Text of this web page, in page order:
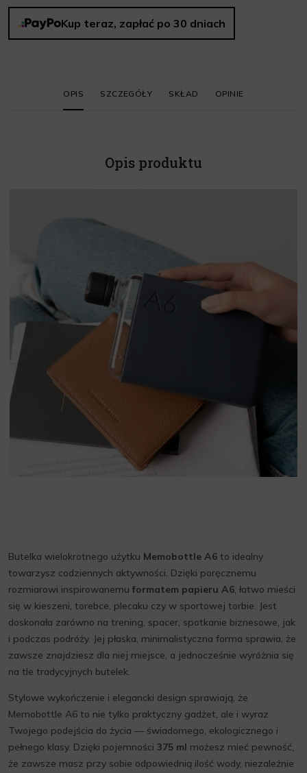
Kup teraz, zapłać po 30 dniach
OPIS SZCZEGÓŁY SKŁAD OPINIE
Opis produktu
Butelka wielokrotnego użytku Memobottle A6 to idealny
towarzysz codziennych aktywności. Dzięki poręcznemu
rozmiarowi inspirowanemu formatem papieru A6, łatwo mieści
się w kieszeni, torebce, plecaku czy w sportowej torbie. Jest
doskonała zarówno na trening, spacer, spotkanie biznesowe, jak
i podczas podróży. Jej płaska, minimalistyczna forma sprawia, że
zawsze znajdziesz dla niej miejsce, a jednocześnie wyróżnia się
na tle tradycyjnych butelek.
Stylowe wykończenie i elegancki design sprawiają, że
Memobottle A6 to nie tylko praktyczny gadżet, ale i wyraz
Twojego podejścia do życia — świadomego, ekologicznego i
pełnego klasy. Dzięki pojemności 375 ml możesz mieć pewność,
że zawsze masz przy sobie odpowiednią ilość wody, niezależnie